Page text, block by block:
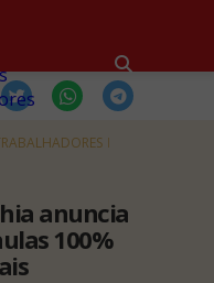
anuncia
100%